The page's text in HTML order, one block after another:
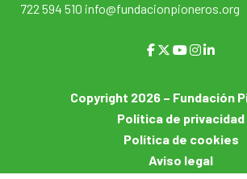
722 594 510 info@fundacionpioneros.org
Copyright 2026 – Fundación
Política de privacidad
Política de cookies
Aviso legal